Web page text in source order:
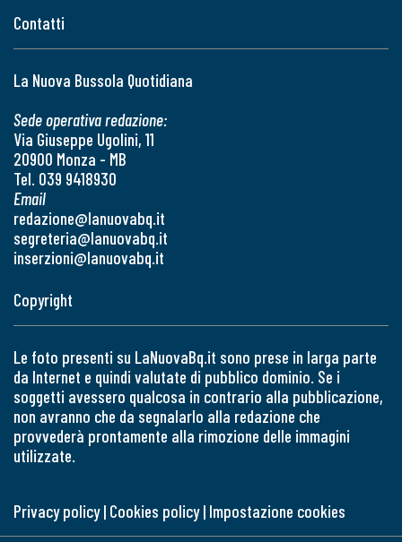
Contatti
La Nuova Bussola Quotidiana
Sede operativa redazione:
Via Giuseppe Ugolini, 11
20900 Monza - MB
Tel. 039 9418930
Email
redazione@lanuovabq.it
segreteria@lanuovabq.it
inserzioni@lanuovabq.it
Copyright
Le foto presenti su LaNuovaBq.it sono prese in larga parte
da Internet e quindi valutate di pubblico dominio. Se i
soggetti avessero qualcosa in contrario alla pubblicazione,
non avranno che da segnalarlo alla redazione che
provvederà prontamente alla rimozione delle immagini
utilizzate.
Privacy policy| Cookies policy| Impostazione cookies